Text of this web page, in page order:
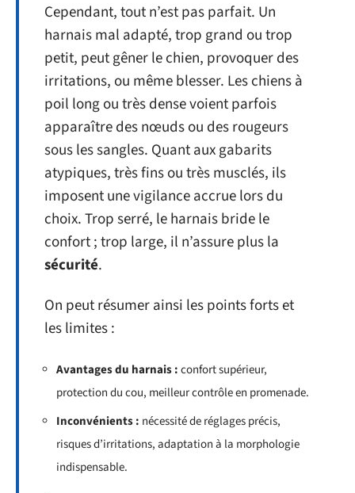
Cependant, tout n’est pas parfait. Un
harnais mal adapté, trop grand ou trop
petit, peut gêner le chien, provoquer des
irritations, ou même blesser. Les chiens à
poil long ou très dense voient parfois
apparaître des nœuds ou des rougeurs
sous les sangles. Quant aux gabarits
atypiques, très fins ou très musclés, ils
imposent une vigilance accrue lors du
choix. Trop serré, le harnais bride le
confort ; trop large, il n’assure plus la
sécurité.
On peut résumer ainsi les points forts et
les limites :
Avantages du harnais :confort supérieur,
protection du cou, meilleur contrôle en promenade.
Inconvénients : nécessité de réglages précis,
risques d’irritations, adaptation à la morphologie
indispensable.